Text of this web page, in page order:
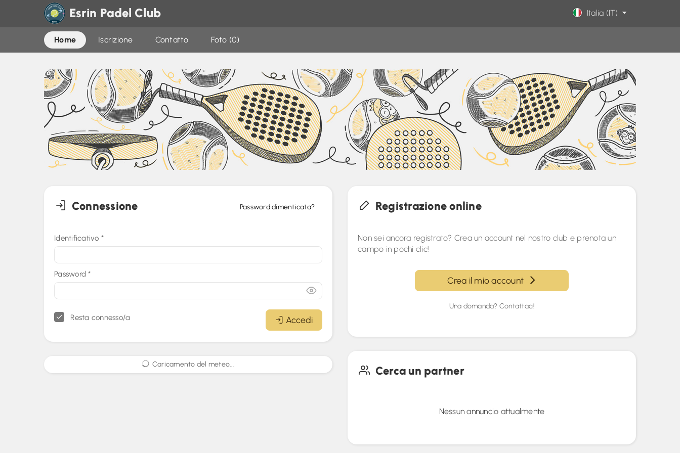
Esrin Padel Club Italia (IT)
Home Iscrizione Contatto Foto (0)
Connessione Password dimenticata?
Identificativo *
Password*
Resta connesso/a Accedi
Caricamento del meteo...
Registrazione online
Non sei ancora registrato? Crea un account nel nostro club e prenota un
campo in pochi clic!
Crea il mio account
Una domanda? Contattaci!
Cerca un partner
Nessun annuncio attualmente